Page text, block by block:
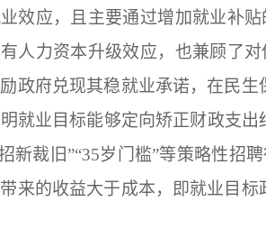
效应，且主要通过增加就业补
人力资本升级效应，也兼顾了
政府兑现其稳就业承诺，在民
就业目标能够定向矫正财政支
新裁旧”“35岁门槛”等策略性招
来的收益大于成本，即就业目